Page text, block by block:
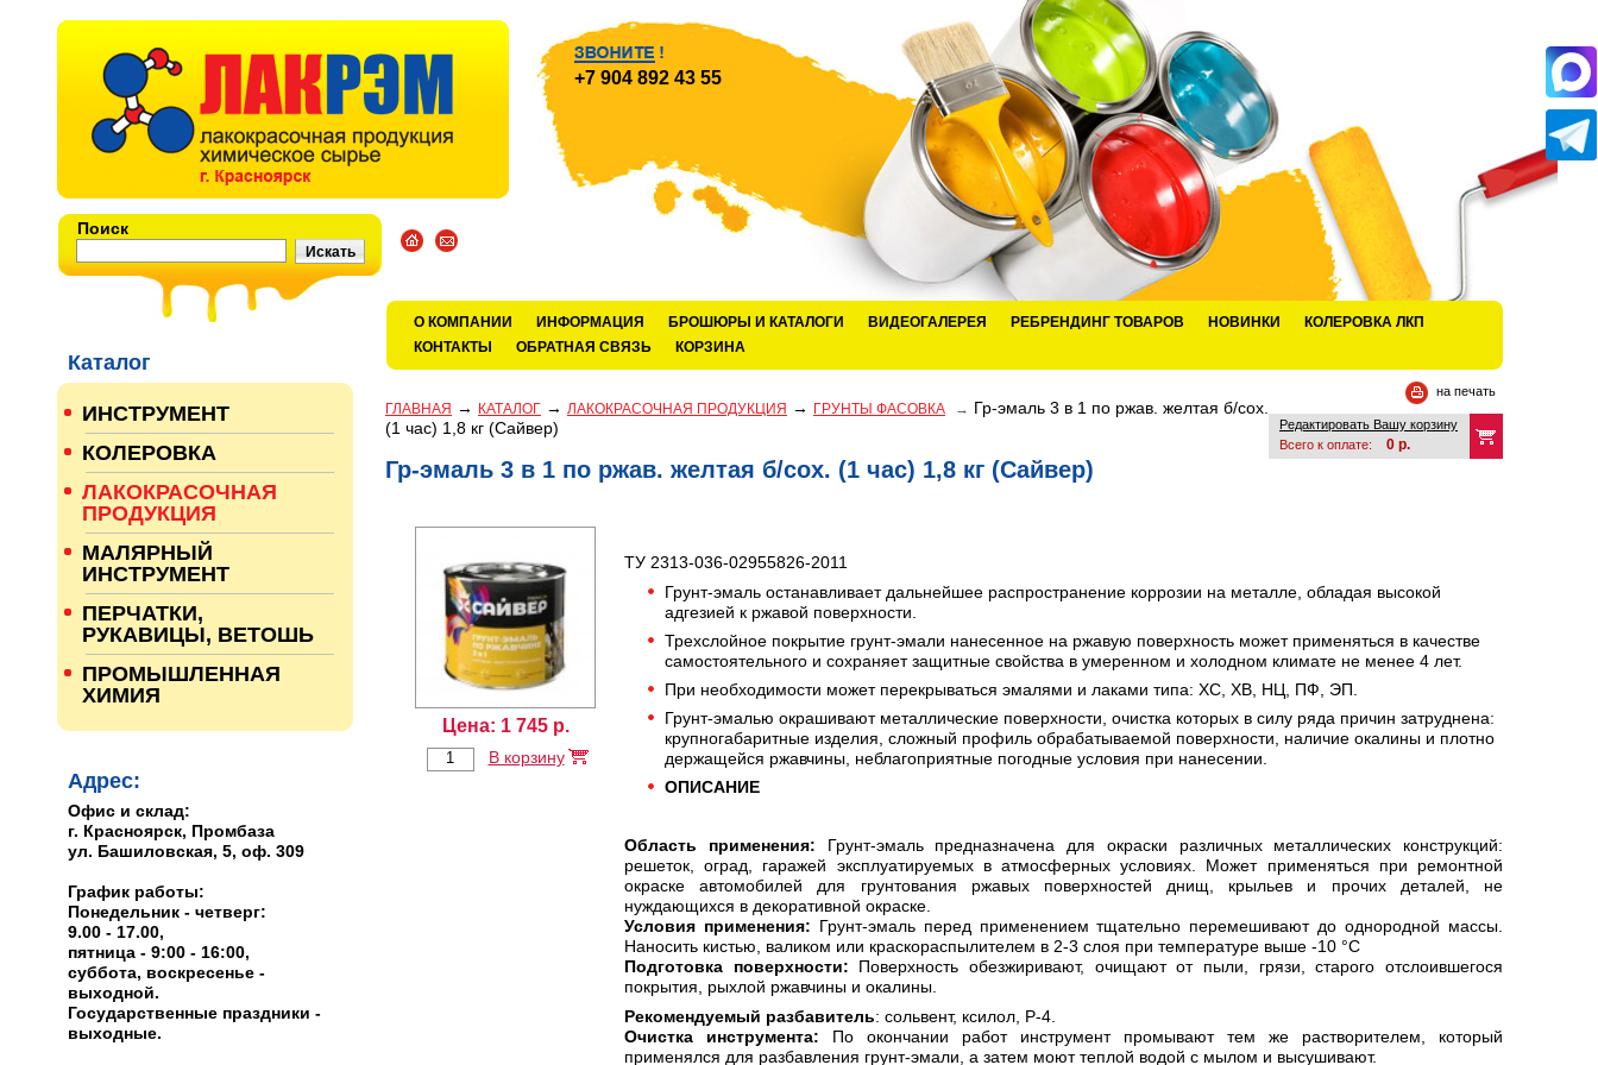
Поиск
О КОМПАНИИ ИНФОРМАЦИЯ БРОШЮРЫ И КАТАЛОГИ ВИДЕОГАЛЕРЕЯ РЕБРЕНДИНГ ТОВАРОВ НОВИНКИ
КОЛЕРОВКА ЛКП
КОНТАКТЫ
ОБРАТНАЯ СВЯЗЬ КОРЗИНА
+7 904 892 43 55
на печать
Редактировать Вашу корзину
Всего к оплате:
0 р.
ГЛАВНАЯ → КАТАЛОГ → ЛАКОКРАСОЧНАЯ ПРОДУКЦИЯ → ГРУНТЫ ФАСОВКА → Гр-эмаль 3 в 1 по ржав. желтая б/сох.
(1 час) 1,8 кг (Сайвер)
Гр-эмаль 3 в 1 по ржав. желтая б/сох. (1 час) 1,8 кг (Сайвер)
Цена: 1 745р.
В корзину
ТУ 2313-036-02955826-2011
Грунт-эмаль останавливает дальнейшее распространение коррозии на металле, обладая высокой
адгезией к ржавой поверхности.
Трехслойное покрытие грунт-эмали нанесенное на ржавую поверхность может применяться в качестве
самостоятельного и сохраняет защитные свойства в умеренном и холодном климате не менее 4 лет.
При необходимости может перекрываться эмалями и лаками типа: ХС, ХВ, НЦ, ПФ, ЭП.
Грунт-эмалью окрашивают металлические поверхности, очистка которых в силу ряда причин затруднена:
крупногабаритные изделия, сложный профиль обрабатываемой поверхности, наличие окалины и плотно
держащейся ржавчины, неблагоприятные погодные условия при нанесении.
ОПИСАНИЕ
Область применения: Грунт-эмаль предназначена для окраски различных металлических конструкций:
решеток, оград, гаражей эксплуатируемых в атмосферных условиях. Может применяться при ремонтной
окраске автомобилей для грунтования ржавых поверхностей днищ, крыльев и прочих деталей, не
нуждающихся в декоративной окраске.
Условия применения: Грунт-эмаль перед применением тщательно перемешивают до однородной массы.
Наносить кистью, валиком или краскораспылителем в 2-3 слоя при температуре выше -10 °С
Подготовка поверхности: Поверхность обезжиривают, очищают от пыли, грязи, старого отслоившегося
покрытия, рыхлой ржавчины и окалины.
Рекомендуемый разбавитель: сольвент, ксилол, Р-4.
Очистка инструмента: По окончании работ инструмент промывают тем же растворителем, который
применялся для разбавления грунт-эмали, а затем моют теплой водой с мылом и высушивают.
Каталог
ИНСТРУМЕНТ
КОЛЕРОВКА
ЛАКОКРАСОЧНАЯ
ПРОДУКЦИЯ
МАЛЯРНЫЙ
ИНСТРУМЕНТ
ПЕРЧАТКИ,
РУКАВИЦЫ, ВЕТОШЬ
ПРОМЫШЛЕННАЯ
ХИМИЯ
Адрес:
Офис и склад:
г. Красноярск, Промбаза
ул. Башиловская, 5, оф. 309
График работы:
Понедельник - четверг:
9.00 - 17.00,
пятница - 9:00 - 16:00,
суббота, воскресенье -
выходной.
Государственные праздники -
выходные.